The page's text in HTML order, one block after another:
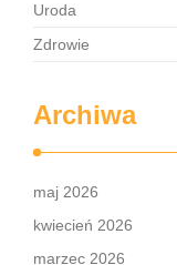
Uroda
Zdrowie
Archiwa
maj 2026
kwiecień 2026
marzec 2026